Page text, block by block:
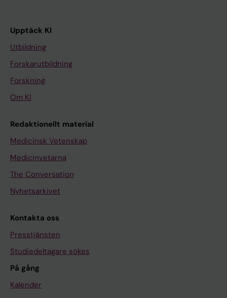
Upptäck KI
Utbildning
Forskarutbildning
Forskning
Om KI
Redaktionellt material
Medicinsk Vetenskap
Medicinvetarna
The Conversation
Nyhetsarkivet
Kontakta oss
Presstjänsten
Studiedeltagare sökes
På gång
Kalender